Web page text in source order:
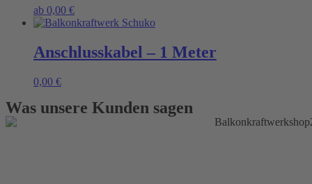
may
be
chosen
on
the
ab 0,00 €This
product
multiple
variants.
be
Anschlusskabel – 1 Meter
0,00 €
Was unsere Kunden sagen